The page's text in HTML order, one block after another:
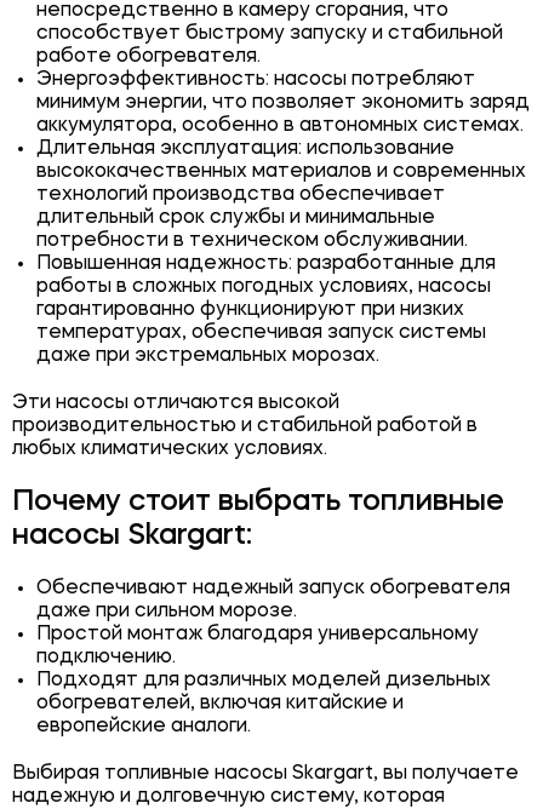
непосредственно в камеру сгорания, что
способствует быстрому запуску и стабильной
работе обогревателя.
Энергоэффективность: насосы потребляют
минимум энергии, что позволяет экономить заряд
аккумулятора, особенно в автономных системах.
Длительная эксплуатация: использование
высококачественных материалов и современных
технологий производства обеспечивает
длительный срок службы и минимальные
потребности в техническом обслуживании.
Повышенная надежность: разработанные для
работы в сложных погодных условиях, насосы
гарантированно функционируют при низких
температурах, обеспечивая запуск системы
даже при экстремальных морозах.
Эти насосы отличаются высокой
производительностью и стабильной работой в
любых климатических условиях.
Почему стоит выбрать топливные
насосы Skargart:
Обеспечивают надежный запуск обогревателя
даже при сильном морозе.
Простой монтаж благодаря универсальному
подключению.
Подходят для различных моделей дизельных
обогревателей, включая китайские и
европейские аналоги.
Выбирая топливные насосы Skargart, вы получаете
надежную и долговечную систему, которая